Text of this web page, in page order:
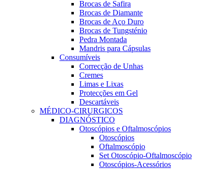
Brocas de Safira
Brocas de Diamante
Brocas de Aço Duro
Brocas de Tungsténio
Pedra Montada
Mandris para Cápsulas
Consumíveis
Correcção de Unhas
Cremes
Limas e Lixas
Protecções em Gel
Descartáveis
MÉDICO-CIRURGICOS
DIAGNÓSTICO
Otoscópios e Oftalmoscópios
Otoscópios
Oftalmoscópio
Set Otoscópio-Oftalmoscópio
Otoscópios-Acessórios